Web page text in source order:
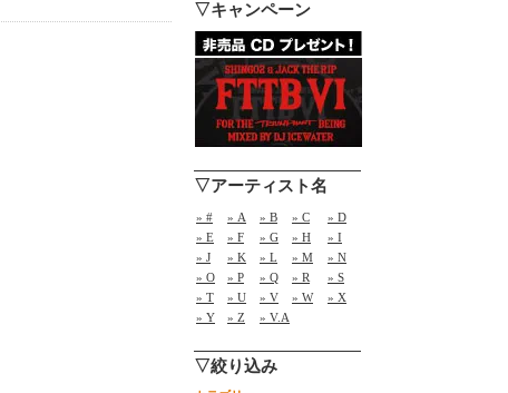
▽キャンペーン
▽アーティスト名
» # » A » B » C
» D
» E
» F » G » H
» I
» J
» K » L » M
» N
» O
» P » Q » R
» S
» T
» U » V » W
» X
» Y
» Z » V.A
▽絞り込み